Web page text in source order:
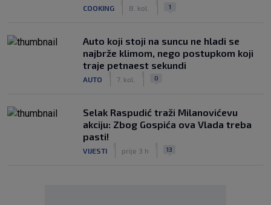
COOKING 8. kol. 1
Auto koji stoji na suncu ne hladi se
najbrže klimom, nego postupkom koji
traje petnaest sekundi
AUTO 7. kol. 0
Selak Raspudić traži Milanovićevu
akciju: Zbog Gospića ova Vlada treba
pasti!
VIJESTI prije 3 h 13